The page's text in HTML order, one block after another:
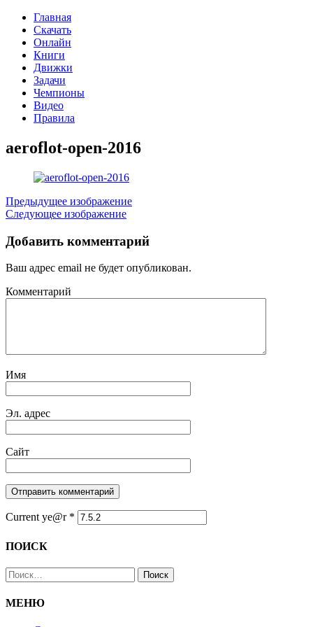
Главная
Скачать
Онлайн
Книги
Движки
Задачи
Чемпионы
Видео
Правила
aeroflot-open-2016
Предыдущее изображение
Следующее изображение
Добавить комментарий
Ваш адрес email не будет опубликован.
Комментарий
Имя
Эл. адрес
Сайт
Current ye@r *
ПОИСК
Найти:
МЕНЮ